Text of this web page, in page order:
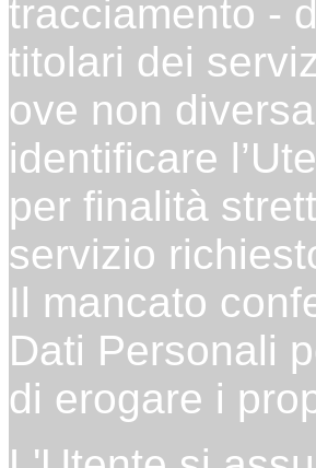
tracciamento -
titolari dei
ove non
identificare
per finalità
servizio
Il mancato
Dati Personali
di erogare i